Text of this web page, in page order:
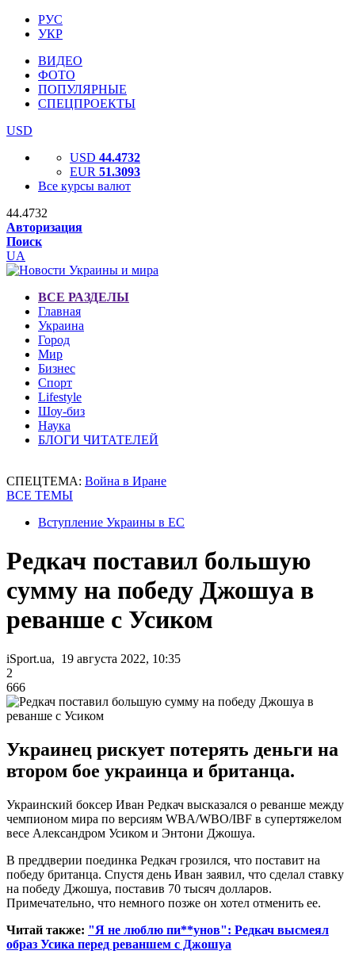
РУС
УКР
ВИДЕО
ФОТО
ПОПУЛЯРНЫЕ
СПЕЦПРОЕКТЫ
USD
USD 44.4732
EUR 51.3093
Все курсы валют
44.4732
Авторизация
Поиск
UA
ВСЕ РАЗДЕЛЫ
Главная
Украина
Город
Мир
Бизнес
Спорт
Lifestyle
Шоу-биз
Наука
БЛОГИ ЧИТАТЕЛЕЙ
СПЕЦТЕМА: Война в Иране
ВСЕ ТЕМЫ
Вступление Украины в ЕС
Редкач поставил большую
сумму на победу Джошуа в
реванше с Усиком
iSport.ua, 19 августа 2022, 10:35
2
666
Украинец рискует потерять деньги на
втором бое украинца и британца.
Украинский боксер Иван Редкач высказался о реванше между
чемпионом мира по версиям WBA/WBO/IBF в супертяжелом
весе Александром Усиком и Энтони Джошуа.
В преддверии поединка Редкач грозился, что поставит на
победу британца. Спустя день Иван заявил, что сделал ставку
на победу Джошуа, поставив 70 тысяч долларов.
Примечательно, что немного позже он хотел отменить ее.
Читай также: "Я не люблю пи**унов": Редкач высмеял
образ Усика перед реваншем с Джошуа